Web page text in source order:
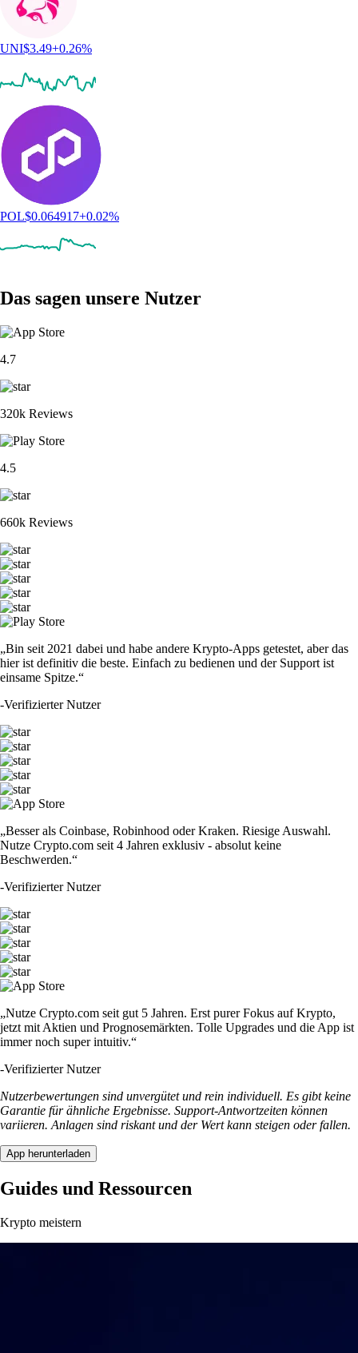
UNI$3.49+0.26%
POL$0.064917+0.02%
Das sagen unsere Nutzer
4.7
320k Reviews
4.5
660k Reviews
„Bin seit 2021 dabei und habe andere Krypto-Apps getestet, aber das
hier ist definitiv die beste. Einfach zu bedienen und der Support ist
einsame Spitze.“
-Verifizierter Nutzer
„Besser als Coinbase, Robinhood oder Kraken. Riesige Auswahl.
Nutze Crypto.com seit 4 Jahren exklusiv - absolut keine
Beschwerden.“
-Verifizierter Nutzer
„Nutze Crypto.com seit gut 5 Jahren. Erst purer Fokus auf Krypto,
jetzt mit Aktien und Prognosemärkten. Tolle Upgrades und die App ist
immer noch super intuitiv.“
-Verifizierter Nutzer
Nutzerbewertungen sind unvergütet und rein individuell. Es gibt keine
Garantie für ähnliche Ergebnisse. Support-Antwortzeiten können
variieren. Anlagen sind riskant und der Wert kann steigen oder fallen.
App herunterladen
Guides und Ressourcen
Krypto meistern